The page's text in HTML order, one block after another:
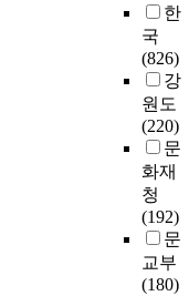
한
국
(826)
강
원도
(220)
문
화재
청
(192)
문
교부
(180)